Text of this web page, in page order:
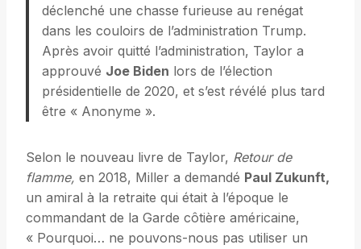
déclenché une chasse furieuse au renégat
dans les couloirs de l’administration Trump.
Après avoir quitté l’administration, Taylor a
approuvé Joe Biden lors de l’élection
présidentielle de 2020, et s’est révélé plus tard
être « Anonyme ».
Selon le nouveau livre de Taylor, Retour de
flamme, en 2018, Miller a demandé Paul Zukunft,
un amiral à la retraite qui était à l’époque le
commandant de la Garde côtière américaine,
« Pourquoi… ne pouvons-nous pas utiliser un